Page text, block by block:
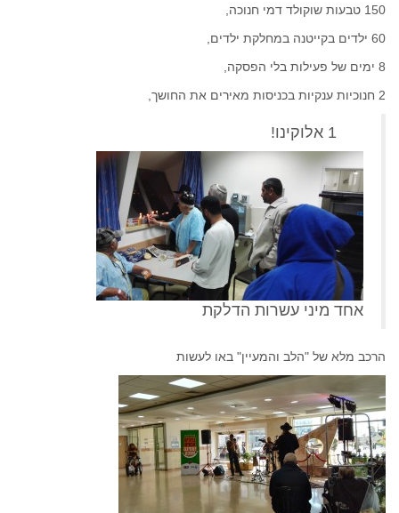
150 טבעות שוקולד דמי חנוכה,
60 ילדים בקייטנה במחלקת ילדים,
8 ימים של פעילות בלי הפסקה,
2 חנוכיות ענקיות בכניסות מאירים את החושך,
1 אלוקינו!
אחד מיני עשרות הדלקת
הרכב מלא של "הלב והמעיין" באו לעשות